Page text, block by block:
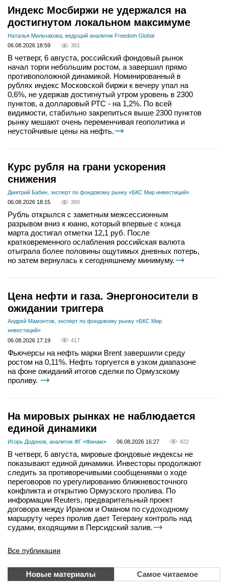
Индекс Мосбиржи не удержался на
достигнутом локальном максимуме
Наталья Мильчакова, ведущий аналитик Freedom Global
06.08.2026 18:59
361
В четверг, 6 августа, российский фондовый рынок
начал торги небольшим ростом, а завершил прямо
противоположной динамикой. Номинированный в
рублях индекс Московской биржи к вечеру упал на
0,6%, не удержав достигнутый утром уровень в 2300
пунктов, а долларовый РТС - на 1,2%. По всей
видимости, стабильно закрепиться выше 2300 пунктов
рынку мешают очень переменчивая геополитика и
неустойчивые цены на нефть.
Курс рубля на грани ускорения
снижения
Дмитрий Бабин, эксперт по фондовому рынку «БКС Мир инвестиций»
06.08.2026 18:15
390
Рубль открылся с заметным межсессионным
разрывом вниз к юаню, который впервые с конца
марта достигал отметки 12,1 руб. После
кратковременного ослабления российская валюта
отыграла более половины ощутимых дневных потерь,
но затем вернулась к сегодняшнему минимуму.
Цена нефти и газа. Энергоносители в
ожидании триггера
Андрей Мамонтов, эксперт по фондовому рынку «БКС Мир
инвестиций»
06.08.2026 17:19
417
Фьючерсы на нефть марки Brent завершили среду
ростом на 0,11%. Нефть торгуется в узком диапазоне
на фоне ожиданий итогов сделки по Ормузскому
проливу.
На мировых рынках не наблюдается
единой динамики
Игорь Додонов, аналитик ФГ «Финам» 06.08.2026 16:27 422
В четверг, 6 августа, мировые фондовые индексы не
показывают единой динамики. Инвесторы продолжают
следить за противоречивыми сообщениями о ходе
переговоров по урегулированию ближневосточного
конфликта и открытию Ормузского пролива. По
информации Reuters, предварительный проект
договора между Ираном и Оманом по судоходному
маршруту через пролив дает Тегерану контроль над
судами, входящими в Персидский залив.
Все публикации
Новые материалы Самое читаемое